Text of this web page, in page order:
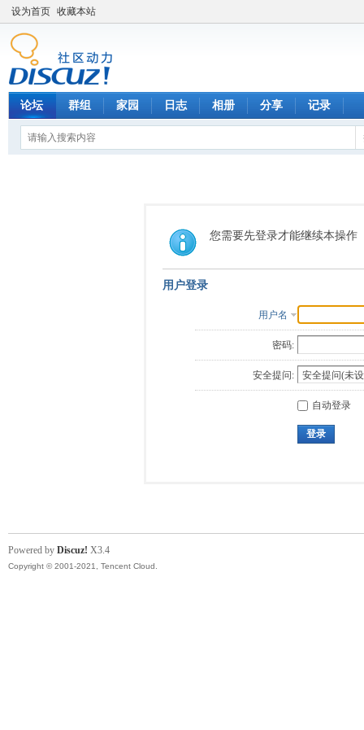
设为首页 收藏本站
论坛 群组 家园 日志 相册 分享 记录
您需要先登录才能继续本操作
用户登录
用户名
密码:
安全提问:
自动登录
登录
Powered by Discuz! X3.4
Copyright © 2001-2021, Tencent Cloud.